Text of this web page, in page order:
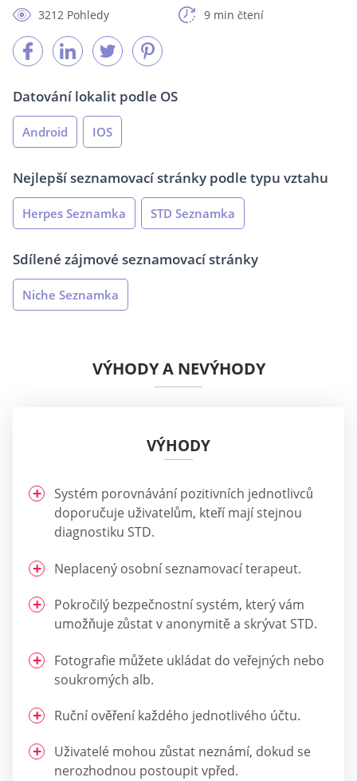
3212 Pohledy
9 min čtení
Datování lokalit podle OS
Android IOS
Nejlepší seznamovací stránky podle typu vztahu
Herpes Seznamka STD Seznamka
Sdílené zájmové seznamovací stránky
Niche Seznamka
VÝHODY A NEVÝHODY
VÝHODY
Systém porovnávání pozitivních jednotlivců
doporučuje uživatelům, kteří mají stejnou
diagnostiku STD.
Neplacený osobní seznamovací terapeut.
Pokročilý bezpečnostní systém, který vám
umožňuje zůstat v anonymitě a skrývat STD.
Fotografie můžete ukládat do veřejných nebo
soukromých alb.
Ruční ověření každého jednotlivého účtu.
Uživatelé mohou zůstat neznámí, dokud se
nerozhodnou postoupit vpřed.